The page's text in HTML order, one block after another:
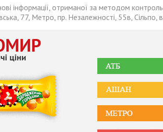
інформації, отриманої за методом
77, Метро, пр. Незалежності, 55в, Сільпо,